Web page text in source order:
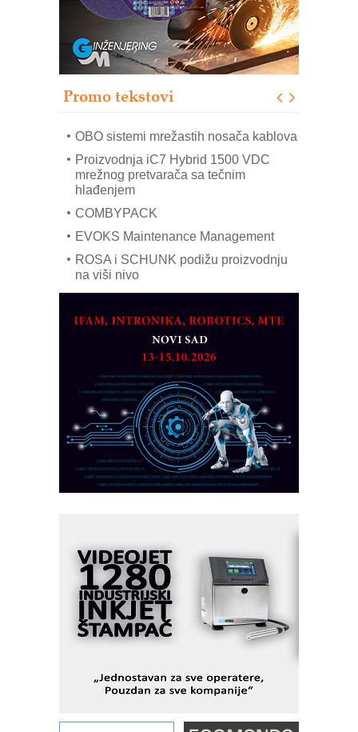
Promo tekstovi
IB BLUMENAUER - više od 40 godina
poverenja u industriji
RMQ-TITAN ADVANCED INDICATOR
– Pametna signalizacija za efikasnije
upravljanje mašinama
Mitutoyo Crysta-Apex V PLUS: Nova
OBO sistemi mrežastih nosača kablova
Proizvodnja iC7 Hybrid 1500 VDC
mrežnog pretvarača sa tečnim
hlađenjem
COMBYPACK
EVOKS Maintenance Management
ROSA i SCHUNK podižu proizvodnju
na viši nivo
MAREX - Lim i mašine za savremena
Marcom-plast d.o.o.- vaš pouzdan
partner
CTO - Prilagodite svoju toplinsku
obradu!
Razvoj asortimanskog pravca MINI-
PLC AKYTEC
AUKOM: Svetski standard metrologije
dostupan u Srbiji
I.SAFE MOBILE revolucioniše
industrijsku automatizaciju
pionirskimmobile operator PANEL-OM
Fleksibilno stezanje i brzo
podešavanje u proizvodnji prototipova
KIP KOP – napredna rešenja za
objekte
Alba d.o.o. – 35 godina preciznosti u